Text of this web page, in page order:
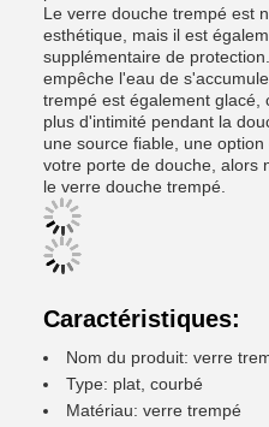
Le verre douche trempé est
esthétique, mais il est
supplémentaire de
empêche l'eau de
trempé est également glacé,
plus d'intimité pendant la
une source fiable, une
votre porte de douche, alors
le verre douche trempé.
Caractéristiques:
Nom du produit: verre
Type: plat, courbé
Matériau: verre trempé